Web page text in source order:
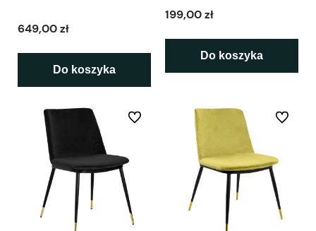
649,00 zł
Do koszyka
199,00 zł
Do koszyka
Do ulubionych Do